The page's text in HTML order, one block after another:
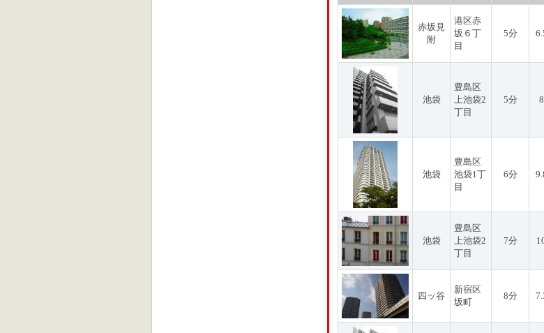
赤坂見
附
港区赤
坂６丁
目
5分
池袋
豊島区
上池袋2
丁目
5分
池袋
豊島区
池袋1丁
目
6分
池袋
豊島区
上池袋2
丁目
7分
四ッ谷
新宿区
坂町
8分